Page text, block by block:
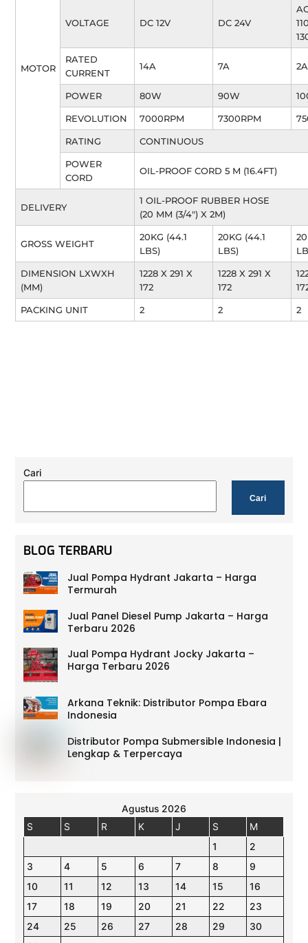
MOTOR
VOLTAGE DC 12V DC 24V
RATED
CURRENT
14A 7A 2A
POWER 80W 90W
REVOLUTION 7000RPM 7300RPM
RATING CONTINUOUS
POWER
CORD
OIL-PROOF CORD 5 M (16.4FT)
DELIVERY
1 OIL-PROOF RUBBER HOSE
(20 MM (3/4″) X 2M)
GROSS WEIGHT
20KG (44.1
LBS)
20KG (44.1
LBS)
DIMENSION LXWXH
(MM)
1228 X 291 X
172
1228 X 291 X
172
PACKING UNIT 2 2 2
Cari
Cari
BLOG TERBARU
Jual Pompa Hydrant Jakarta – Harga
Termurah
Jual Panel Diesel Pump Jakarta – Harga
Terbaru 2026
Jual Pompa Hydrant Jocky Jakarta –
Harga Terbaru 2026
Arkana Teknik: Distributor Pompa Ebara
Indonesia
Distributor Pompa Submersible Indonesia |
Lengkap & Terpercaya
Agustus 2026
S
S R K J S
M
1
2
3
4 5 6 7 8
9
10
11 12 13 14 15
16
17
18 19 20 21 22
23
24
25 26 27 28 29
30